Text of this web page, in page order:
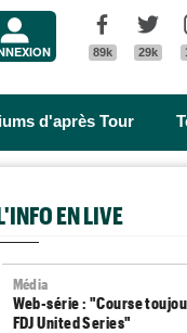
89k 29k
d'après Tour
EN LIVE
Média
Web-série : "Course
FDJ United Series"